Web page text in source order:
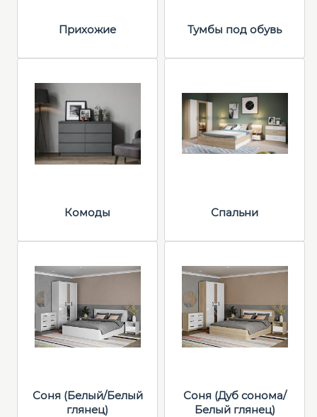
Прихожие Тумбы под обувь
Комоды Спальни
Соня (Белый/Белый
глянец)
Соня (Дуб сонома/
Белый глянец)